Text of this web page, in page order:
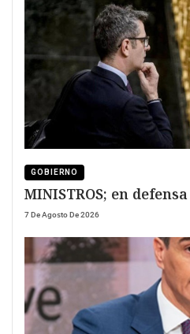
GOBIERNO
MINISTROS; en
7 De Agosto De 2026